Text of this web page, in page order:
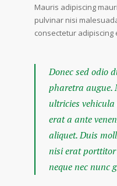
Mauris adipiscing
pulvinar nisi
consectetur adipiscing
Donec sed odio
pharetra augue.
ultricies
erat a ante
aliquet. Duis
nisi erat
neque nec nunc